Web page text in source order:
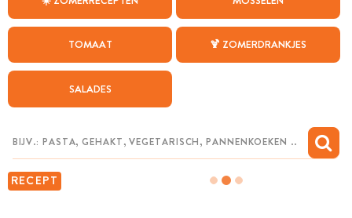
TOMAAT 🍹 ZOMERDRANKJES
SALADES
RECEPT
WEEKMENU
CHAT MET MAIA
MIJN BEWAARDE RECEPTEN